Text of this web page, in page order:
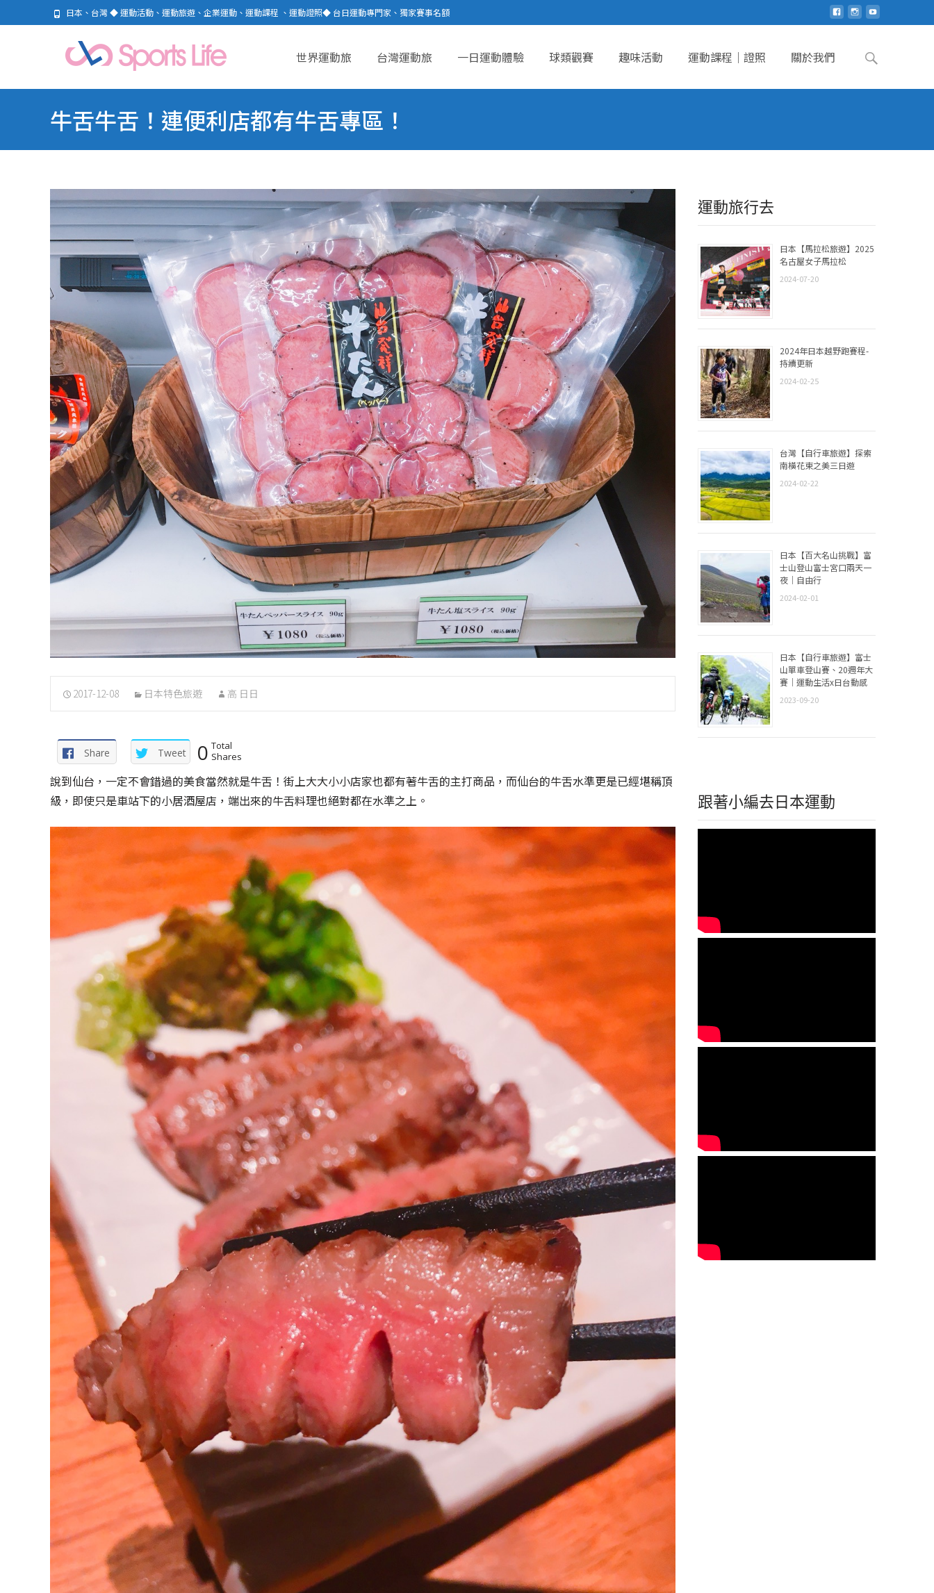
日本、台灣 ◆ 運動活動、運動旅遊、企業運動、運動課程 、運動證照◆ 台日運動專門家、獨家賽事名額
世界運動旅 台灣運動旅 一日運動體驗 球類觀賽 趣味活動 運動課程｜證照 關於我們
Search
牛舌牛舌！連便利店都有牛舌專區！
2017-12-08 日本特色旅遊 高 日日
Share Tweet 0 Total
Shares
說到仙台，一定不會錯過的美食當然就是牛舌！街上大大小小店家也都有著牛舌的主打商品，而仙台的牛舌水準更是已經堪稱頂
級，即使只是車站下的小居酒屋店，端出來的牛舌料理也絕對都在水準之上。
運動旅行去
日本【馬拉松旅遊】2025
名古屋女子馬拉松
2024-07-20
2024年日本越野跑賽程-
持續更新
2024-02-25
台灣【自行車旅遊】探索
南橫花東之美三日遊
2024-02-22
日本【百大名山挑戰】富
士山登山富士宮口兩天一
夜｜自由行
2024-02-01
日本【自行車旅遊】富士
山單車登山賽、20週年大
賽｜運動生活x日台動感
2023-09-20
跟著小編去日本運動